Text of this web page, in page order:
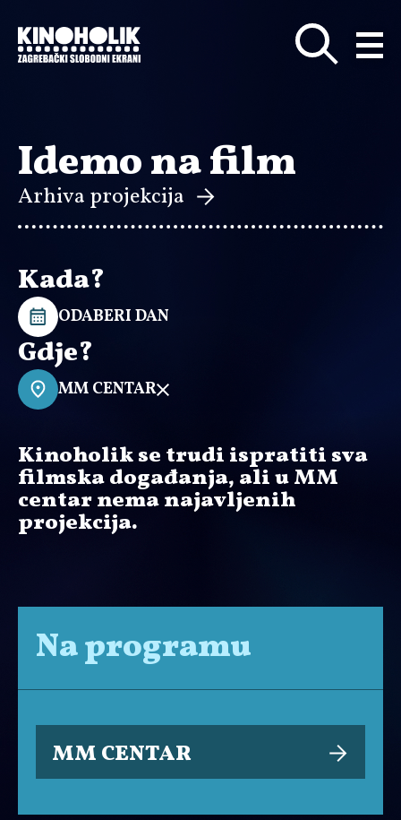
glavni
sadržaj
Idemo na film
Arhiva projekcija
Kada?
ODABERI DAN
Gdje?
MM CENTAR
Kinoholik se trudi ispratiti sva
filmska događanja, ali u MM
centar nema najavljenih
projekcija.
Na programu
MM CENTAR